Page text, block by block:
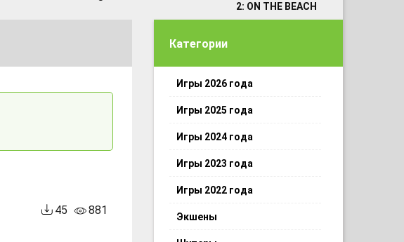
2: ON THE BEACH
881
45
Категории
Игры 2026 года
Игры 2025 года
Игры 2024 года
Игры 2023 года
Игры 2022 года
Экшены